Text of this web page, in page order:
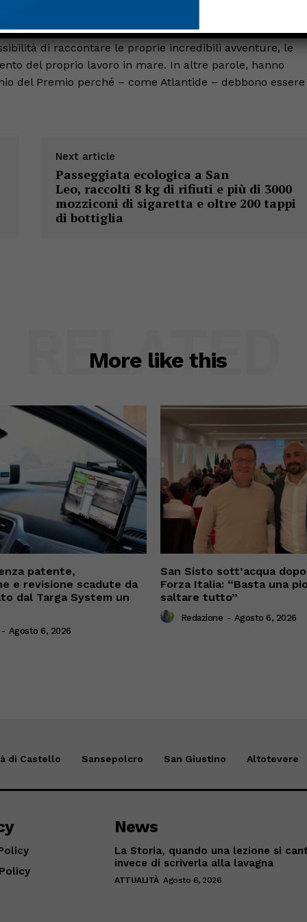
di raccontare le proprie incredibili avventure, le
del proprio lavoro in mare. In altre parole, hanno
del Premio perché – come Atlantide – debbono essere
Next article
Passeggiata ecologica a San
Leo, raccolti 8 kg di rifiuti e più di 3000
mozziconi di sigaretta e oltre 200 tappi
di bottiglia
More like this
RELATED
patente,
e revisione scadute da
dal Targa System un
- Agosto 6, 2026
San Sisto sott’acqua
Forza Italia: “Basta una
saltare tutto”
Redazione - Agosto 6, 2026
di Castello Sansepolcro San Giustino Altotevere
News
La Storia, quando una lezione si
invece di scriverla alla lavagna
ATTUALITÀ Agosto 6, 2026